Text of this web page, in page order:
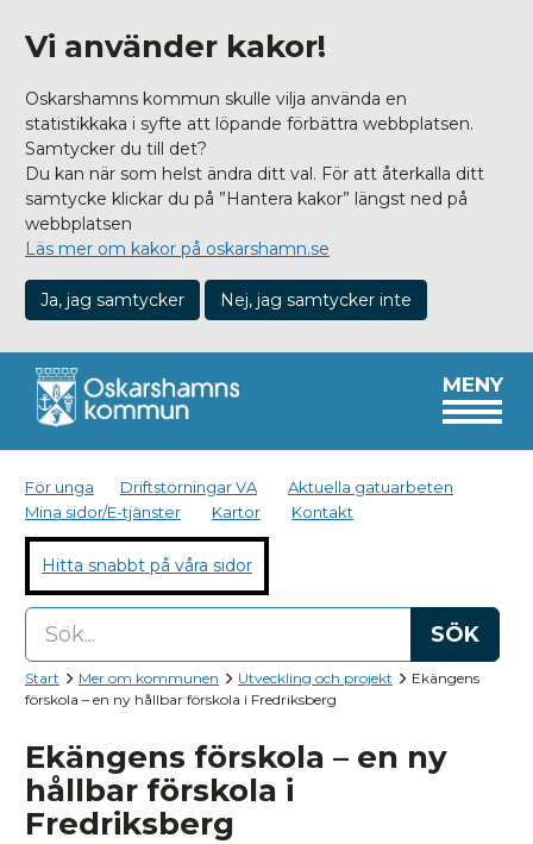
Vi använder kakor!
Oskarshamns kommun skulle vilja använda en
statistikkaka i syfte att löpande förbättra webbplatsen.
Samtycker du till det?
Du kan när som helst ändra ditt val. För att återkalla ditt
samtycke klickar du på ”Hantera kakor” längst ned på
webbplatsen
Läs mer om kakor på oskarshamn.se
Ja, jag samtycker Nej, jag samtycker inte
MENY
För unga Driftstörningar VA
Aktuella gatuarbeten
Mina sidor/E-tjänster
Kartor Kontakt
Hitta snabbt på våra sidor
SÖK
Start Mer om kommunen Utveckling och projekt
Ekängens
förskola – en ny hållbar förskola i Fredriksberg
Ekängens förskola – en ny
hållbar förskola i
Fredriksberg